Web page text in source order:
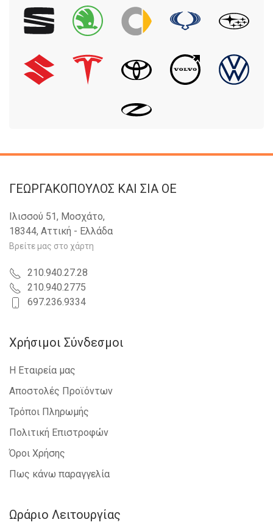
ΓΕΩΡΓΑΚΟΠΟΥΛΟΣ KAI ΣΙΑ OE
Ιλισσού 51, Μοσχάτο,
18344, Αττική - Ελλάδα
Βρείτε μας στο χάρτη
210.940.27.28
210.940.2775
697.236.9334
Χρήσιμοι Σύνδεσμοι
Η Εταιρεία μας
Αποστολές Προϊόντων
Τρόποι Πληρωμής
Πολιτική Επιστροφών
Όροι Χρήσης
Πως κάνω παραγγελία
Ωράριο Λειτουργίας